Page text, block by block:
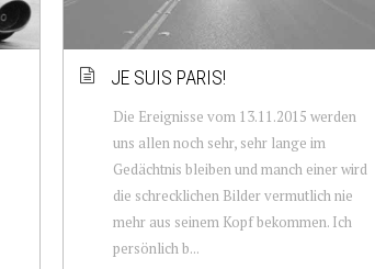
JE SUIS PARIS!
Die Ereignisse vom 13.11.2015 werden
uns allen noch sehr, sehr lange im
Gedächtnis bleiben und manch einer wird
die schrecklichen Bilder vermutlich nie
mehr aus seinem Kopf bekommen. Ich
persönlich b...